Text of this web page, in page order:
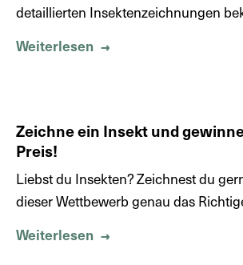
detaillierten Insektenzeichnungen
Weiterlesen Über Fangen Sie
→
Zeichne ein Insekt und
Preis!
Liebst du Insekten? Zeichnest du
dieser Wettbewerb genau das
Weiterlesen Über Zeichne ein
→